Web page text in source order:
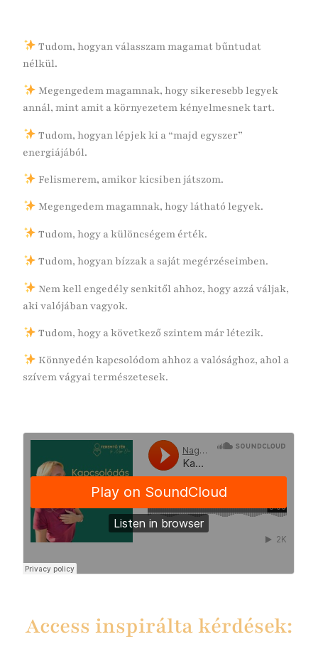
Tudom, hogyan válasszam magamat bűntudat
nélkül.
Megengedem magamnak, hogy sikeresebb legyek
annál, mint amit a környezetem kényelmesnek tart.
Tudom, hogyan lépjek ki a “majd egyszer”
energiájából.
Felismerem, amikor kicsiben játszom.
Megengedem magamnak, hogy látható legyek.
Tudom, hogy a különcségem érték.
Tudom, hogyan bízzak a saját megérzéseimben.
Nem kell engedély senkitől ahhoz, hogy azzá váljak,
aki valójában vagyok.
Tudom, hogy a következő szintem már létezik.
Könnyedén kapcsolódom ahhoz a valósághoz, ahol a
szívem vágyai természetesek.
Access inspirálta kérdések: